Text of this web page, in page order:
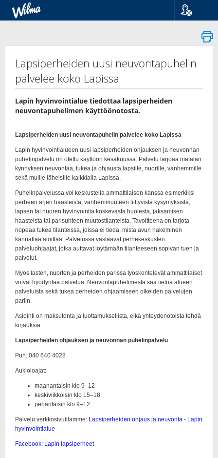
Suomi
Svenska
Lapsiperheiden uusi neuvontapuhelin
palvelee koko Lapissa
Lapin hyvinvointialue tiedottaa lapsiperheiden
neuvontapuhelimen käyttöönotosta.